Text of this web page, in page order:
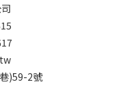
)59-2號